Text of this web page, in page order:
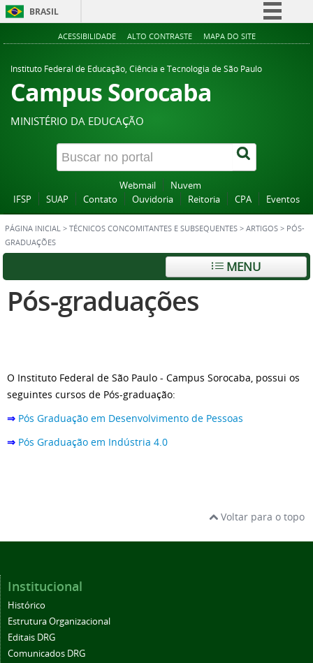
BRASIL
Simplifique!
Acesso à informação
Canais
ACESSIBILIDADE ALTO CONTRASTE MAPA DO SITE
Instituto Federal de Educação, Ciência e Tecnologia de São Paulo
Campus Sorocaba
MINISTÉRIO DA EDUCAÇÃO
Webmail
Nuvem
IFSP
SUAP Contato Ouvidoria Reitoria CPA Eventos
PÁGINA INICIAL > TÉCNICOS CONCOMITANTES E SUBSEQUENTES > ARTIGOS > PÓS-
GRADUAÇÕES
MENU
Pós-graduações
O Instituto Federal de São Paulo - Campus Sorocaba, possui os
seguintes cursos de Pós-graduação:
⇒ Pós Graduação em Desenvolvimento de Pessoas
⇒ Pós Graduação em Indústria 4.0
Voltar para o topo
Institucional
Histórico
Estrutura Organizacional
Editais DRG
Comunicados DRG